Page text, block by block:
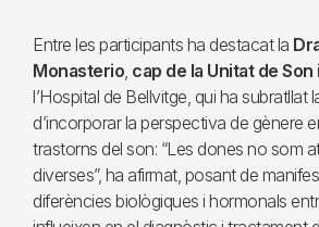
Entre les participants ha destacat la
Monasterio, cap de la Unitat de
l’Hospital de Bellvitge, qui ha subratllat
d’incorporar la perspectiva de gènere
trastorns del son: “Les dones no som
diverses”, ha afirmat, posant de
diferències biològiques i hormonals